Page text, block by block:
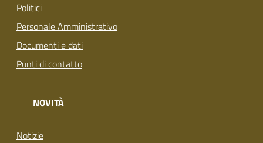
Politici
Personale Amministrativo
Documenti e dati
Punti di contatto
NOVITÀ
Notizie